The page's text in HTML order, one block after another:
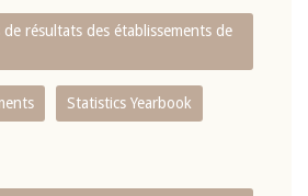
résultats des établissements de
Statistics Yearbook